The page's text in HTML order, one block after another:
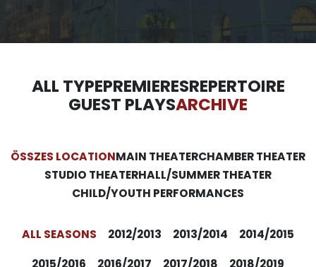
ALL TYPEPREMIERESREPERTOIRE
GUEST PLAYSARCHIVE
ÖSSZES LOCATIONMAIN THEATERCHAMBER THEATER
STUDIO THEATERHALL/SUMMER THEATER
CHILD/YOUTH PERFORMANCES
ALL SEASONS 2012/2013 2013/2014
2014/2015
2015/2016
2016/2017 2017/2018
2018/2019